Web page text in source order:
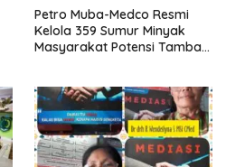
Petro Muba-Medco Resmi
Kelola 359 Sumur Minyak
Masyarakat Potensi Tambah